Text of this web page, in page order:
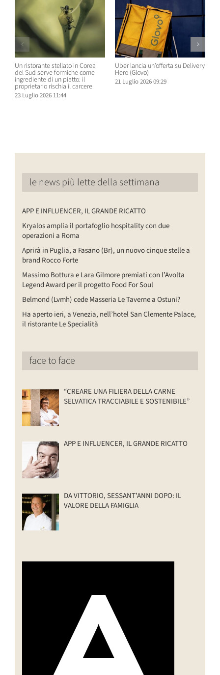
Un ristorante stellato in Corea
del Sud serve formiche come
ingrediente di un piatto: il
proprietario rischia il carcere
23 Luglio 2026 11:44
Uber lancia un’offerta su Delivery
Hero (Glovo)
21 Luglio 2026 09:29
le news più lette della settimana
APP E INFLUENCER, IL GRANDE RICATTO
Kryalos amplia il portafoglio hospitality con due
operazioni a Roma
Aprirà in Puglia, a Fasano (Br), un nuovo cinque stelle a
brand Rocco Forte
Massimo Bottura e Lara Gilmore premiati con l’Avolta
Legend Award per il progetto Food For Soul
Belmond (Lvmh) cede Masseria Le Taverne a Ostuni?
Ha aperto ieri, a Venezia, nell’hotel San Clemente Palace,
il ristorante Le Specialità
face to face
“CREARE UNA FILIERA DELLA CARNE
SELVATICA TRACCIABILE E SOSTENIBILE”
APP E INFLUENCER, IL GRANDE RICATTO
DA VITTORIO, SESSANT’ANNI DOPO: IL
VALORE DELLA FAMIGLIA